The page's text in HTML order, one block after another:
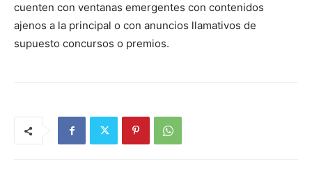
cuenten con ventanas emergentes con contenidos
ajenos a la principal o con anuncios llamativos de
supuesto concursos o premios.